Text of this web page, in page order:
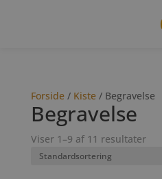
Forside/ Kiste/ Begravelse
Begravelse
Viser 1–9 af 11 resultater